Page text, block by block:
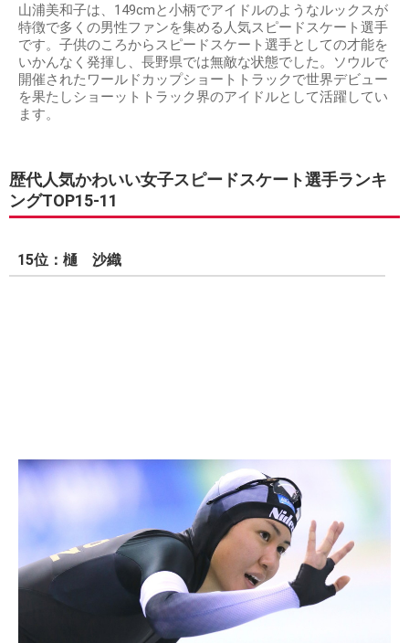
山浦美和子は、149cmと小柄でアイドルのようなルックスが
特徴で多くの男性ファンを集める人気スピードスケート選手
です。子供のころからスピードスケート選手としての才能を
いかんなく発揮し、長野県では無敵な状態でした。ソウルで
開催されたワールドカップショートトラックで世界デビュー
を果たしショーットトラック界のアイドルとして活躍してい
ます。
歴代人気かわいい女子スピードスケート選手ランキ
ングTOP15-11
15位：樋 沙織